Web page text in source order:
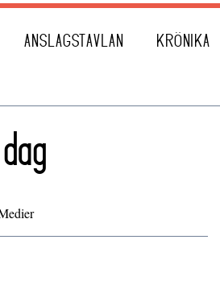
ANSLAGSTAVLAN KRÖNIKA